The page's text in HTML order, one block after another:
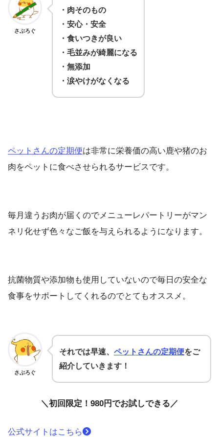
さぶろぐ
・肉そのもの
・安心・安全
・食いつきが良い
・毛並みが綺麗になる
・無添加
・涙やけがなくなる
ペットさんの定期便は非常に栄養価の高い鹿や猪のお
肉をペットに食べさせられるサービスです。
毎月違うお肉が届くのでメニューレパートリーがマン
ネリ化せず色々なご飯を与えられるようになります。
抗菌物質や添加物も使用していないので毎日の安全な
食事をサポートしてくれるのでとてもオススメ。
さぶろぐ
それでは早速、 ペットさんの定期便をご
紹介していきます！
＼初回限定！980円でお試しできる／
公式サイトはこちら